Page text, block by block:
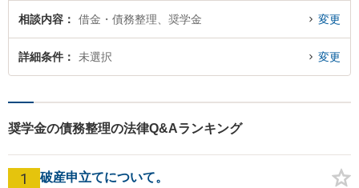
相談内容 借金・債務整理、奨学金 変更
詳細条件 未選択 変更
奨学金の債務整理の法律Q&Aランキング
1 破産申立てについて。